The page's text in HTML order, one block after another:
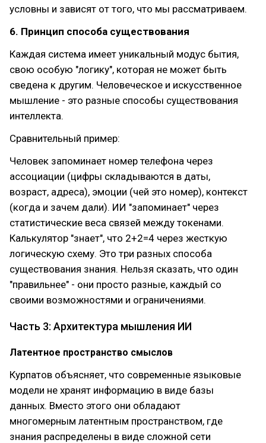
условны и зависят от того, что мы рассматриваем.
6. Принцип способа существования
Каждая система имеет уникальный модус бытия,
свою особую "логику", которая не может быть
сведена к другим. Человеческое и искусственное
мышление - это разные способы существования
интеллекта.
Сравнительный пример:
Человек запоминает номер телефона через
ассоциации (цифры складываются в даты,
возраст, адреса), эмоции (чей это номер), контекст
(когда и зачем дали). ИИ "запоминает" через
статистические веса связей между токенами.
Калькулятор "знает", что 2+2=4 через жесткую
логическую схему. Это три разных способа
существования знания. Нельзя сказать, что один
"правильнее" - они просто разные, каждый со
своими возможностями и ограничениями.
Часть 3: Архитектура мышления ИИ
Латентное пространство смыслов
Курпатов объясняет, что современные языковые
модели не хранят информацию в виде базы
данных. Вместо этого они обладают
многомерным латентным пространством, где
знания распределены в виде сложной сети